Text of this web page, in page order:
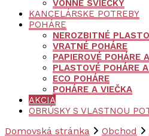
VONNÉ SVIEČKY
KANCELÁRSKE POTREBY
POHÁRE
NEROZBITNÉ
VRATNÉ POHÁRE
PAPIEROVÉ POHÁRE
PLASTOVÉ POHÁRE
ECO POHÁRE
POHÁRE A VIEČKA
AKCIA
OBRÚSKY S VLASTNOU
Domovská stránka Obchod